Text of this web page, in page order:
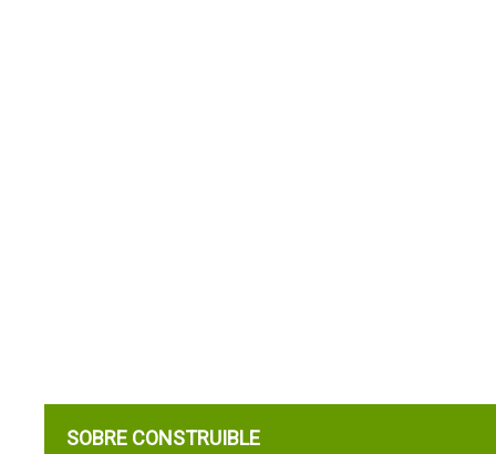
SOBRE CONSTRUIBLE